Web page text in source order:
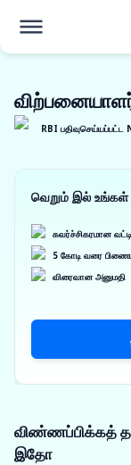
RBI பதிவுசெய்யப்பட்ட
வெறும் இல் உங்கள்
கவர்ச்சிகரமான
5 கோடி வரை
விரைவான அனுமதி
விண்ணப்பிக்கத்
இதோ